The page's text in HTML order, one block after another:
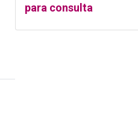
para consulta